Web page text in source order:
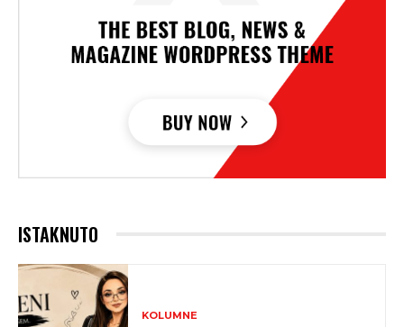
ISTAKNUTO
KOLUMNE